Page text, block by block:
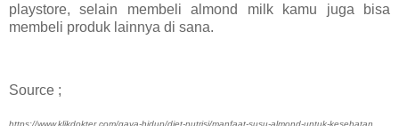
playstore, selain membeli almond milk kamu juga bisa
membeli produk lainnya di sana.
Source ;
https://www.klikdokter.com/gaya-hidup/diet-nutrisi/manfaat-susu-almond-untuk-kesehatan